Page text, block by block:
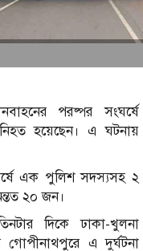
পরষ্পর সংঘর্ষে
হয়েছেন। এ ঘটনায়
এক পুলিশ সদস্যসহ ২
২০ জন।
দিকে ঢাকা-খুলনা
এ দুর্ঘটনা